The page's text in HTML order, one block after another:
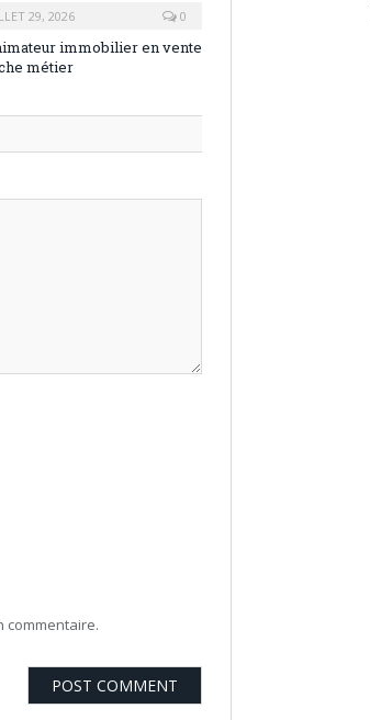
29, 2026 0
immobilier en vente
métier
commentaire.